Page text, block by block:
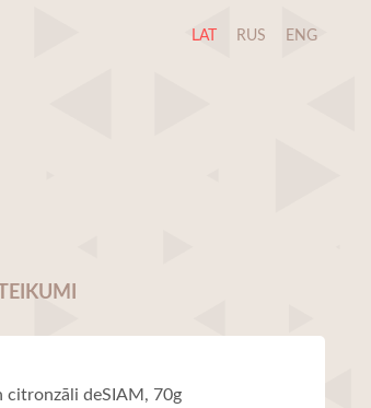
LAT RUS ENG
citronzāli deSIAM, 70g